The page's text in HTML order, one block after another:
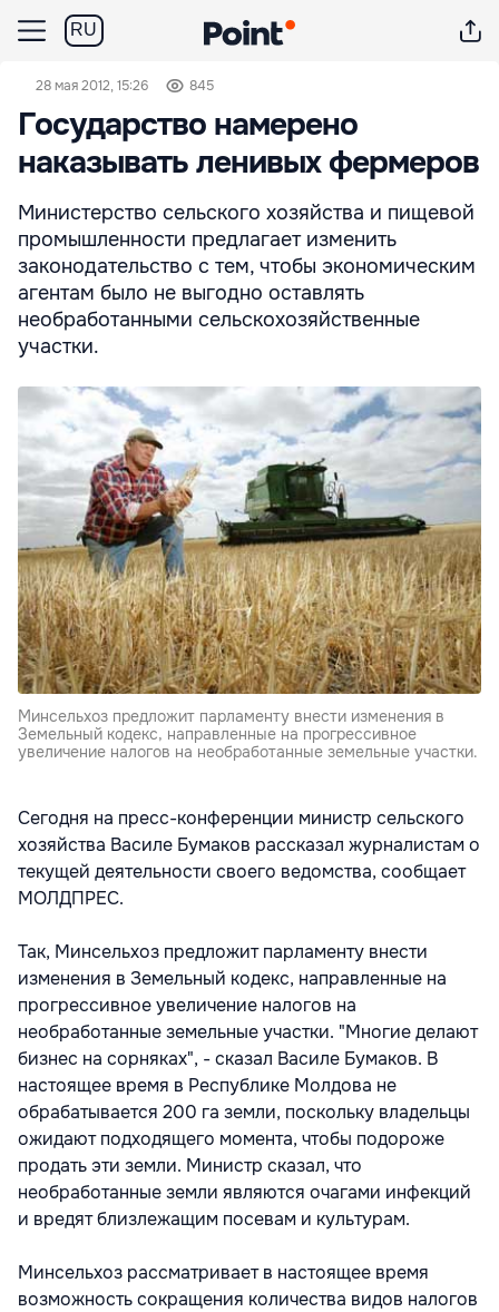
RU
28 мая 2012, 15:26 845
Государство намерено
наказывать ленивых фермеров
Министерство сельского хозяйства и пищевой
промышленности предлагает изменить
законодательство с тем, чтобы экономическим
агентам было не выгодно оставлять
необработанными сельскохозяйственные
участки.
Минсельхоз предложит парламенту внести изменения в
Земельный кодекс, направленные на прогрессивное
увеличение налогов на необработанные земельные участки.
Сегодня на пресс-конференции министр сельского
хозяйства Василе Бумаков рассказал журналистам о
текущей деятельности своего ведомства, сообщает
МОЛДПРЕС.
Так, Минсельхоз предложит парламенту внести
изменения в Земельный кодекс, направленные на
прогрессивное увеличение налогов на
необработанные земельные участки. "Многие делают
бизнес на сорняках", - сказал Василе Бумаков. В
настоящее время в Республике Молдова не
обрабатывается 200 га земли, поскольку владельцы
ожидают подходящего момента, чтобы подороже
продать эти земли. Министр сказал, что
необработанные земли являются очагами инфекций
и вредят близлежащим посевам и культурам.
Минсельхоз рассматривает в настоящее время
возможность сокращения количества видов налогов